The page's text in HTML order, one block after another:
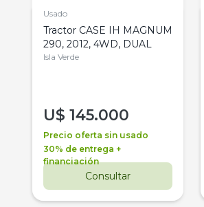
Usado
Tractor CASE IH MAGNUM
290, 2012, 4WD, DUAL
Isla Verde
U$ 145.000
Precio oferta sin usado
30% de entrega +
financiación
Consultar